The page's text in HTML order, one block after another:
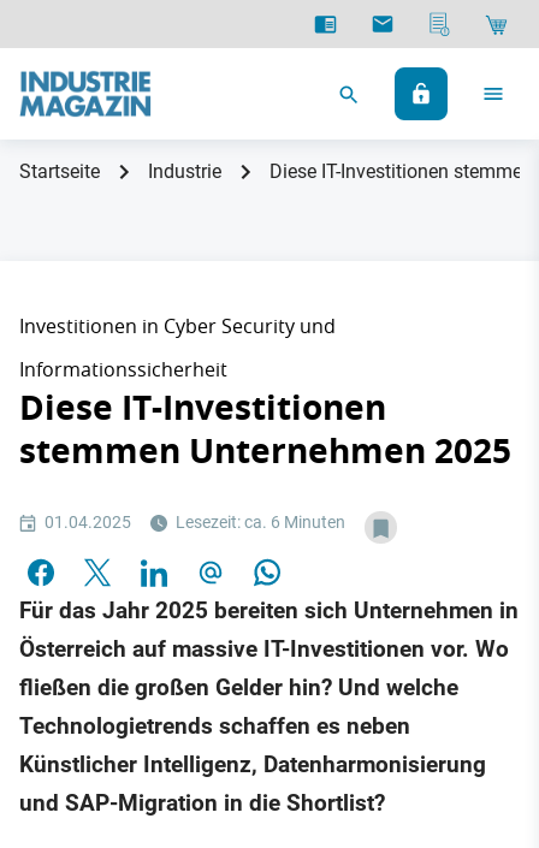
Startseite Industrie Diese IT-Investitionen
Investitionen in Cyber Security und
Informationssicherheit
Diese IT-Investitionen
stemmen Unternehmen 2025
01.04.2025 Lesezeit: ca. 6 Minuten
Für das Jahr 2025 bereiten sich Unternehmen in
Österreich auf massive IT-Investitionen vor. Wo
fließen die großen Gelder hin? Und welche
Technologietrends schaffen es neben
Künstlicher Intelligenz, Datenharmonisierung
und SAP-Migration in die Shortlist?